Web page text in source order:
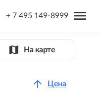
+ 7 495 149-8999 menu
map На карте
arrow_upward Цена